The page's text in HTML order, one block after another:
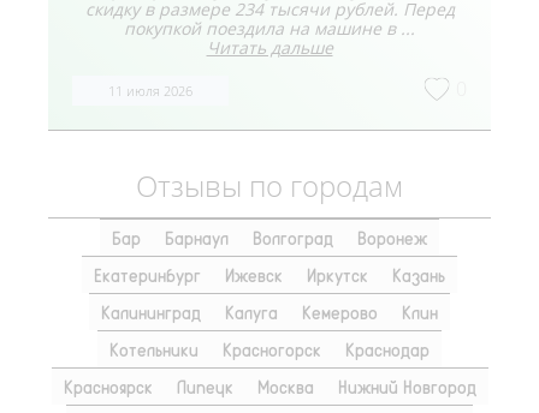
скидку в размере 234 тысячи рублей. Перед
покупкой поездила на машине в ...
Читать дальше
11 июля 2026
Отзывы по городам
Бар Барнаул Волгоград
Воронеж
Екатеринбург
Ижевск Иркутск
Казань
Калининград
Калуга Кемерово
Клин
Котельники
Красногорск
Краснодар
Красноярск
Липецк Москва
Нижний Новгород